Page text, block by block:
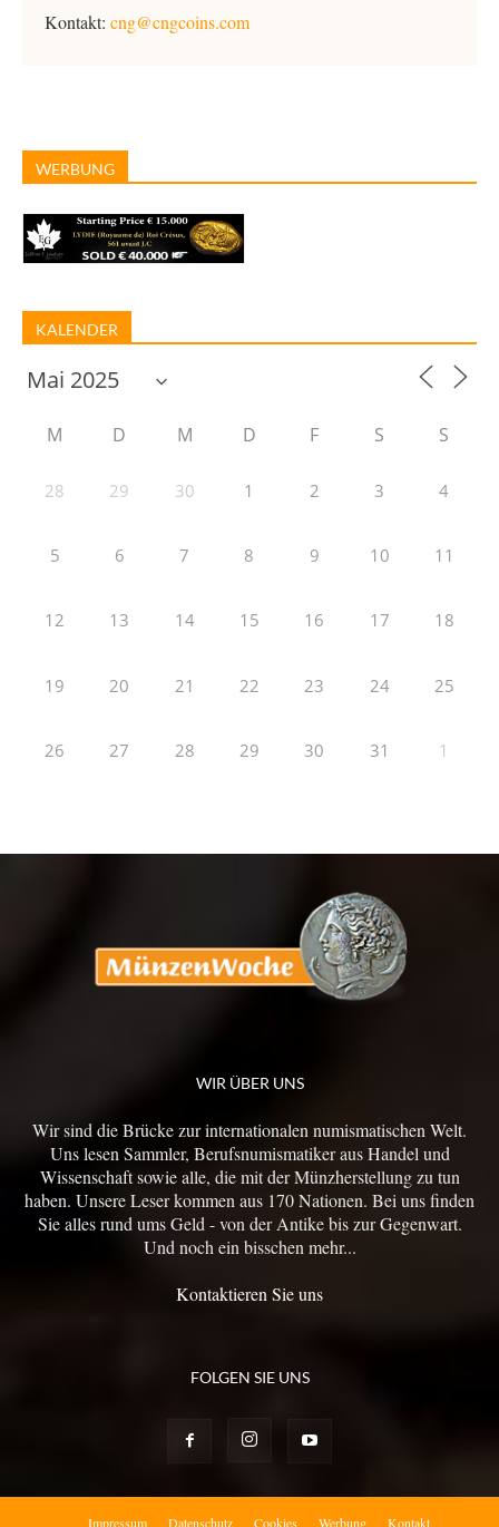
Kontakt: cng@cngcoins.com
WERBUNG
KALENDER
M D M D F S S
28 29 30 1 2 3 4
5 6 7 8 9 10 11
12 13 14 15 16 17 18
19 20 21 22 23 24 25
26 27 28 29 30 31 1
WIR ÜBER UNS
Wir sind die Brücke zur internationalen numismatischen Welt.
Uns lesen Sammler, Berufsnumismatiker aus Handel und
Wissenschaft sowie alle, die mit der Münzherstellung zu tun
haben. Unsere Leser kommen aus 170 Nationen. Bei uns finden
Sie alles rund ums Geld - von der Antike bis zur Gegenwart.
Und noch ein bisschen mehr...
Kontaktieren Sie uns
FOLGEN SIE UNS
Impressum Datenschutz Cookies Werbung Kontakt